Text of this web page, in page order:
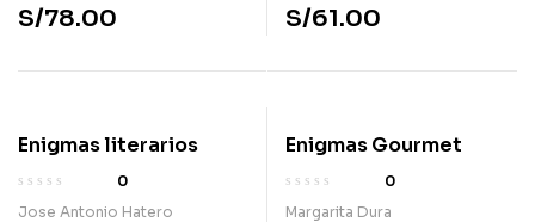
S/78.00 S/61.00
Enigmas literarios
0
Jose Antonio Hatero
Enigmas Gourmet
0
Margarita Dura